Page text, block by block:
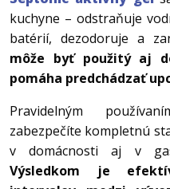
kuchyne – odstraňuje
batérií, dezodoruje a
môže byť použitý aj
pomáha predchádzať
Pravidelným
zabezpečíte kompletnú
v domácnosti aj v
Výsledkom je